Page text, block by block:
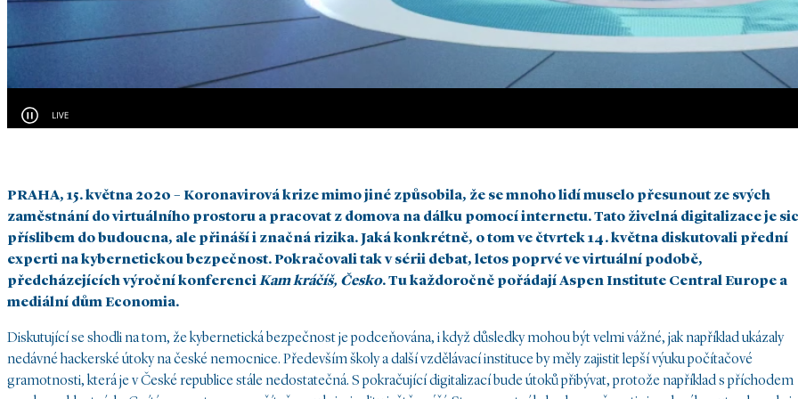
PRAHA, 15. května 2020 – Koronavirová krize mimo jiné způsobila, že se mnoho lidí muselo přesunout ze svých
zaměstnání do virtuálního prostoru a pracovat z domova na dálku pomocí internetu. Tato živelná digitalizace je
příslibem do budoucna, ale přináší i značná rizika. Jaká konkrétně, o tom ve čtvrtek 14. května diskutovali přední
experti na kybernetickou bezpečnost. Pokračovali tak v sérii debat, letos poprvé ve virtuální podobě,
předcházejících výroční konferenciKam kráčíš, Česko. Tu každoročně pořádají Aspen Institute Central Europe a
mediální dům Economia.
Diskutující se shodli na tom, že kybernetická bezpečnost je podceňována, i když důsledky mohou být velmi vážné, jak například ukázaly
nedávné hackerské útoky na české nemocnice. Především školy a další vzdělávací instituce by měly zajistit lepší výuku počítačové
gramotnosti, která je v České republice stále nedostatečná. S pokračující digitalizací bude útoků přibývat, protože například s příchodem